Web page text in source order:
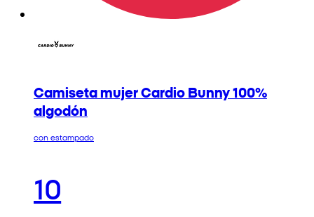
Camiseta mujer Cardio Bunny 100%
algodón
con estampado
10